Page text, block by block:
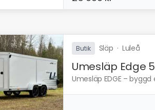
Butik Släp ·Luleå
Umesläp Edge
Umesläp EDGE –